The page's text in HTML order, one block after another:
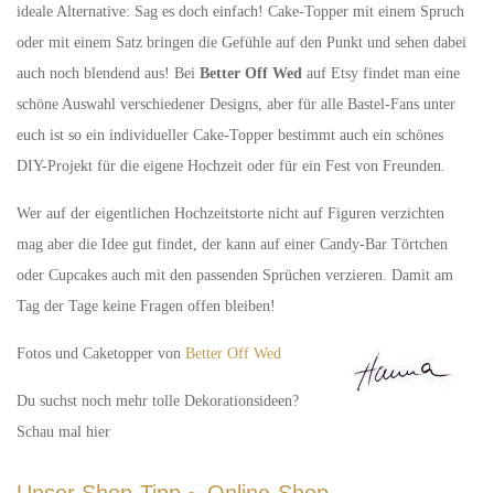
ideale Alternative: Sag es doch einfach! Cake-Topper mit einem Spruch
oder mit einem Satz bringen die Gefühle auf den Punkt und sehen dabei
auch noch blendend aus! Bei Better Off Wed auf Etsy findet man eine
schöne Auswahl verschiedener Designs, aber für alle Bastel-Fans unter
euch ist so ein individueller Cake-Topper bestimmt auch ein schönes
DIY-Projekt für die eigene Hochzeit oder für ein Fest von Freunden.
Wer auf der eigentlichen Hochzeitstorte nicht auf Figuren verzichten
mag aber die Idee gut findet, der kann auf einer Candy-Bar Törtchen
oder Cupcakes auch mit den passenden Sprüchen verzieren. Damit am
Tag der Tage keine Fragen offen bleiben!
Fotos und Caketopper von Better Off Wed
Du suchst noch mehr tolle Dekorationsideen?
Schau mal hier